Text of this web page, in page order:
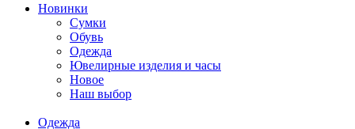
Новинки
Сумки
Обувь
Одежда
Ювелирные изделия и часы
Новое
Наш выбор
Одежда